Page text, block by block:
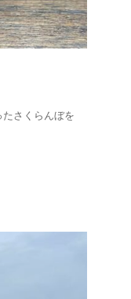
さくらんぼを